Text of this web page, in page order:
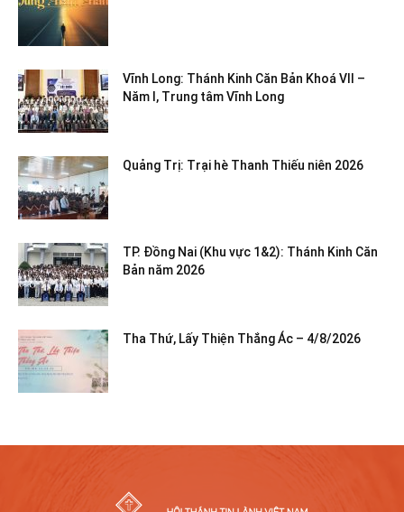
Vĩnh Long: Thánh Kinh Căn Bản Khoá VII –
Năm I, Trung tâm Vĩnh Long
Quảng Trị: Trại hè Thanh Thiếu niên 2026
TP. Đồng Nai (Khu vực 1&2): Thánh Kinh Căn
Bản năm 2026
Tha Thứ, Lấy Thiện Thắng Ác – 4/8/2026